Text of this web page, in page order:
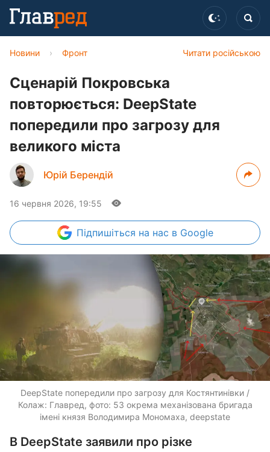
Читати російською
Новини › Фронт
Сценарій Покровська
повторюється: DeepState
попередили про загрозу для
великого міста
Юрій Берендій
16 червня 2026, 19:55
Підпишіться на нас в Google
DeepState попередили про загрозу для Костянтинівки /
Колаж: Главред, фото: 53 окрема механізована бригада
імені князя Володимира Мономаха, deepstate
В DeepState заявили про різке